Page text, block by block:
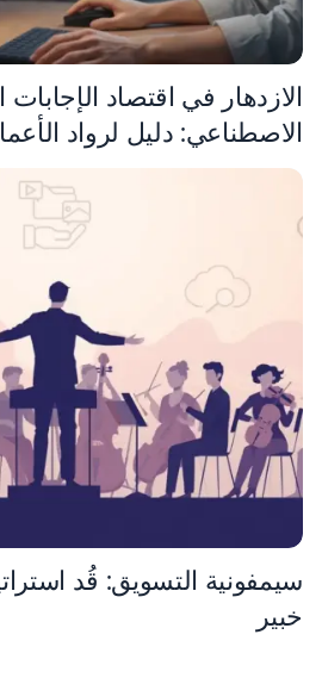
الازدهار في اقتصاد الإجابات
الاصطناعي: دليل لرواد
سيمفونية التسويق: قُد
خبير